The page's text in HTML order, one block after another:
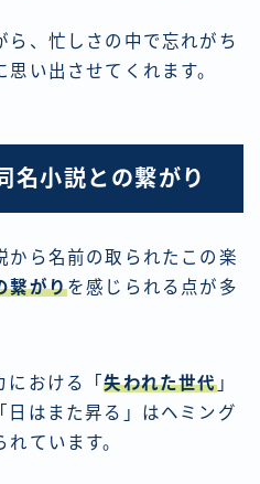
ら、忙しさの中で忘れがち
い出させてくれます。
名小説との繋がり
から名前の取られたこの楽
繋がりを感じられる点が多
における「失われた世代」
日はまた昇る」はヘミング
ています。